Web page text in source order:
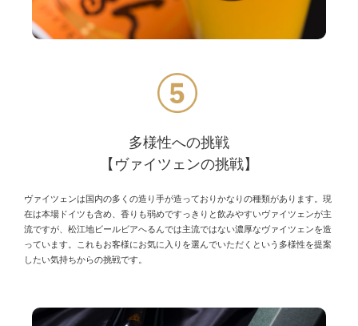
多様性への挑戦
【ヴァイツェンの挑戦】
ヴァイツェンは国内の多くの造り手が造っておりかなりの種類があります。現
在は本場ドイツも含め、香りも弱めですっきりと飲みやすいヴァイツェンが主
流ですが、松江地ビールビアへるんでは主流ではない濃厚なヴァイツェンを造
っています。これもお客様にお気に入りを選んでいただくという多様性を提案
したい気持ちからの挑戦です。